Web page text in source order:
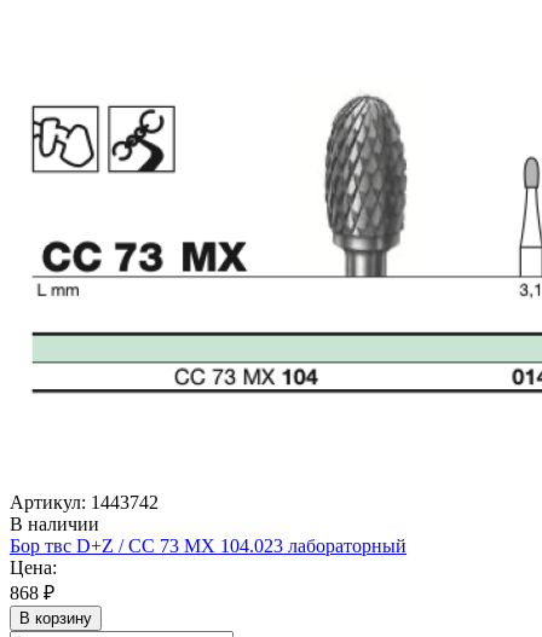
Артикул: 1443742
В наличии
Бор твс D+Z / CC 73 MX 104.023 лабораторный
Цена:
868 ₽
В корзину